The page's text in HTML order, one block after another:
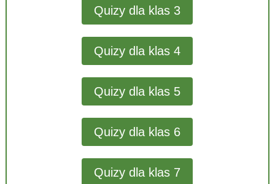
Quizy dla klas 3
Quizy dla klas 4
Quizy dla klas 5
Quizy dla klas 6
Quizy dla klas 7